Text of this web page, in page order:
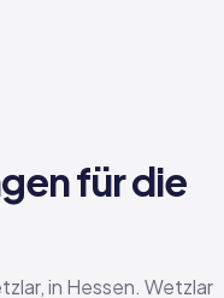
für die
in Hessen. Wetzlar